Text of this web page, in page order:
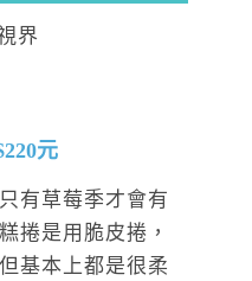
元
有草莓季才會有
捲是用脆皮捲，
基本上都是很柔